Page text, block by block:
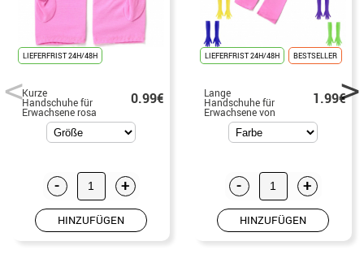
LIEFERFRIST 24H/48H
Kurze
Handschuhe für
Erwachsene rosa
0.99€
- +
HINZUFÜGEN
LIEFERFRIST 24H/48H BESTSELLER
Lange
Handschuhe für
Erwachsene von
40 cm in
verschiedenen
Farben
1.99€
- +
HINZUFÜGEN